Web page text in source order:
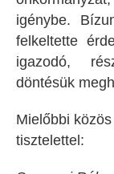
igénybe.
felkeltette
igazodó,
döntésük
Mielőbbi
tisztelettel: